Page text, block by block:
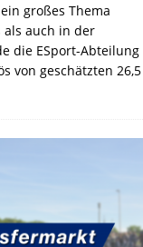
großes Thema
als auch in der
die ESport-Abteilung
von geschätzten 26,5